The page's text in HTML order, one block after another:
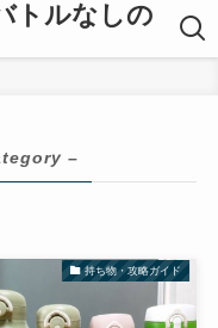
トルなしの
–
持ち物・攻略ガイド